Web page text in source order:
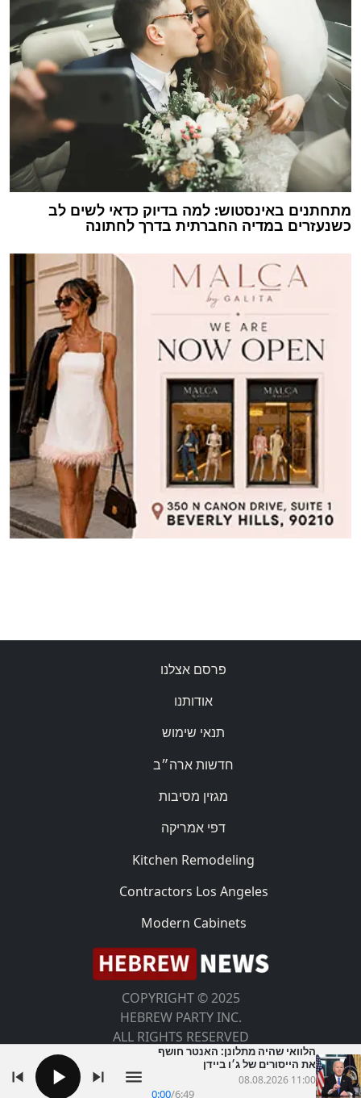
מתחתנים באינסטוש: למה בדיוק כדאי לשים לב
כשנעזרים במדיה החברתית בדרך לחתונה
פרסם אצלנו
אודותנו
תנאי שימוש
חדשות ארה״ב
מגזין מסיבות
דפי אמריקה
Kitchen Remodeling
Contractors Los Angeles
Modern Cabinets
COPYRIGHT © 2025
HEBREW PARTY INC.
ALL RIGHTS RESERVED
הלוואי שהיה מתלונן: האנטר חושף
את הייסורים של ג׳ו ביידן
08.08.2026 11:00
0:00/6:49